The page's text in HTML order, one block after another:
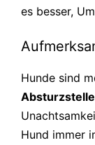
es besser,
Hunde sind
Hund immer